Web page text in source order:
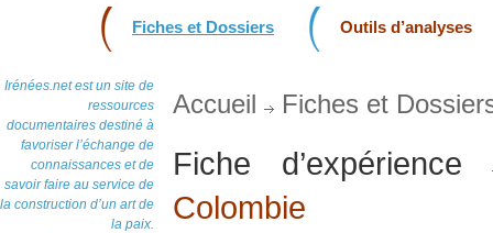
Fiches et Dossiers Outils d’analyses
Irénées.net est un site de
ressources
documentaires destiné à
favoriser l’échange de
connaissances et de
savoir faire au service de
la construction d’un art de
la paix.
Accueil Fiches et
Fiche d’expérience
Colombie